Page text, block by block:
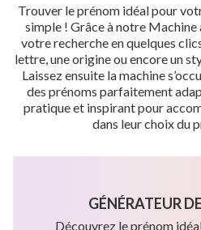
Trouver le prénom idéal pour
simple ! Grâce à notre Machine
votre recherche en quelques
lettre, une origine ou encore un
Laissez ensuite la machine
des prénoms parfaitement
pratique et inspirant pour
dans leur choix du
GÉNÉRATEUR
Découvrez le prénom